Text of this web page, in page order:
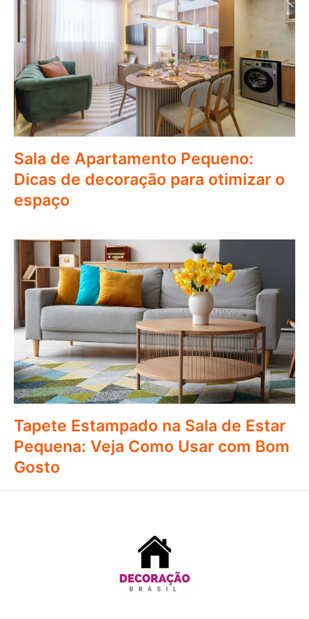
Sala de Apartamento Pequeno:
Dicas de decoração para otimizar o
espaço
Tapete Estampado na Sala de Estar
Pequena: Veja Como Usar com Bom
Gosto